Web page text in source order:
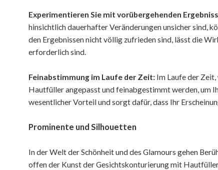
Experimentieren Sie mit vorübergehenden
hinsichtlich dauerhafter Veränderungen unsicher sind,
den Ergebnissen nicht völlig zufrieden sind, lässt die
erforderlich sind.
Feinabstimmung im Laufe der Zeit:Im Laufe der Zeit,
Hautfüller angepasst und feinabgestimmt werden, um
wesentlicher Vorteil und sorgt dafür, dass Ihr
Prominente und Silhouetten
In der Welt der Schönheit und des Glamours gehen
offen der Kunst der Gesichtskonturierung mit